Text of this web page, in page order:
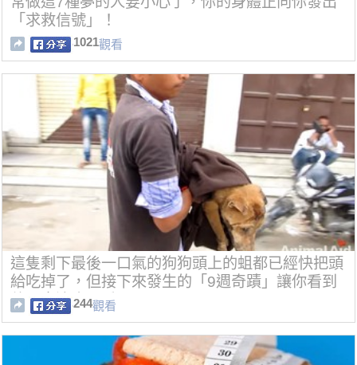
「求救信號」！
1021觀看
這隻剩下最後一口氣的狗狗頭上的蛆都已經快把頭
給吃掉了，但接下來發生的「9週奇蹟」讓你看到
他原來這麼可愛！
244觀看